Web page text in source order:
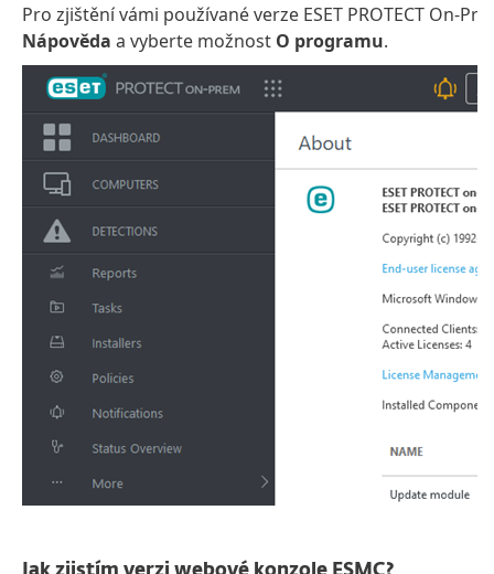
Pro zjištění vámi používané verze ESET PROTECT On-
Nápověda a vyberte možnost O programu.